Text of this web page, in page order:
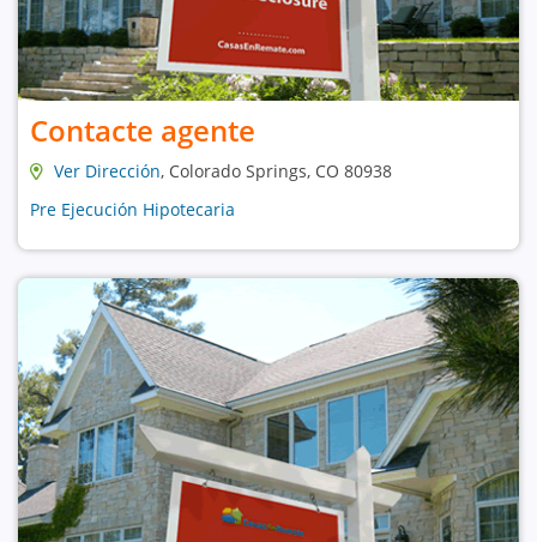
Contacte agente
Ver Dirección, Colorado Springs, CO 80938
Pre Ejecución Hipotecaria